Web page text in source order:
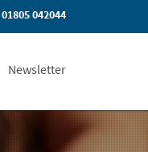
01805 042044
Newsletter